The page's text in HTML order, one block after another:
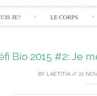
JE? LE CORPS
Bio 2015 #2: Je
BY LAETITIA // 21